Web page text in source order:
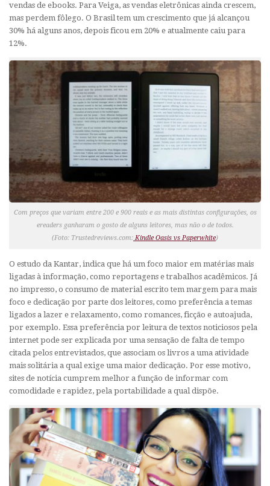
vendas de ebooks. Para Veiga, as vendas eletrônicas ainda crescem,
mas perdem fôlego. O Brasil tem um crescimento que já alcançou
30% há alguns anos, depois ficou em 20% e atualmente caiu para
12%.
Com preços que variam entre 200 e 900 reais e as mais distintas configurações, os
ereaders ganharam o gosto de alguns leitores, mas não o de todos.
(Foto: Trustedreviews.com: Kindle Oasis vs Paperwhite)
O estudo da Kantar, indica que há um foco maior em matérias mais
ligadas à informação, como reportagens e trabalhos acadêmicos. Já
no impresso, o consumo de material escrito tem margem para mais
foco e dedicação por parte dos leitores, como preferência a temas
ligados a lazer e relaxamento, como romances, ficção e autoajuda,
por exemplo. Essa preferência por leitura de textos noticiosos pela
internet pode ser explicada por uma sensação de falta de tempo
citada pelos entrevistados, que associam os livros a uma atividade
mais solitária a qual exige uma maior dedicação. Por esse motivo,
sites de notícia cumprem melhor a função de informar com
comodidade e rapidez, pela portabilidade a qual dispõe.